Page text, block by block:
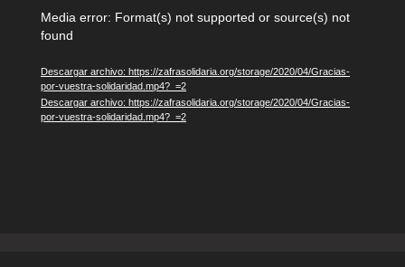
Reproductor
de
vídeo
Media error: Format(s) not supported or source(s) not
found
Descargar archivo: https://zafrasolidaria.org/storage/2020/04/Gracias-
por-vuestra-solidaridad.mp4?_=2
Descargar archivo: https://zafrasolidaria.org/storage/2020/04/Gracias-
por-vuestra-solidaridad.mp4?_=2